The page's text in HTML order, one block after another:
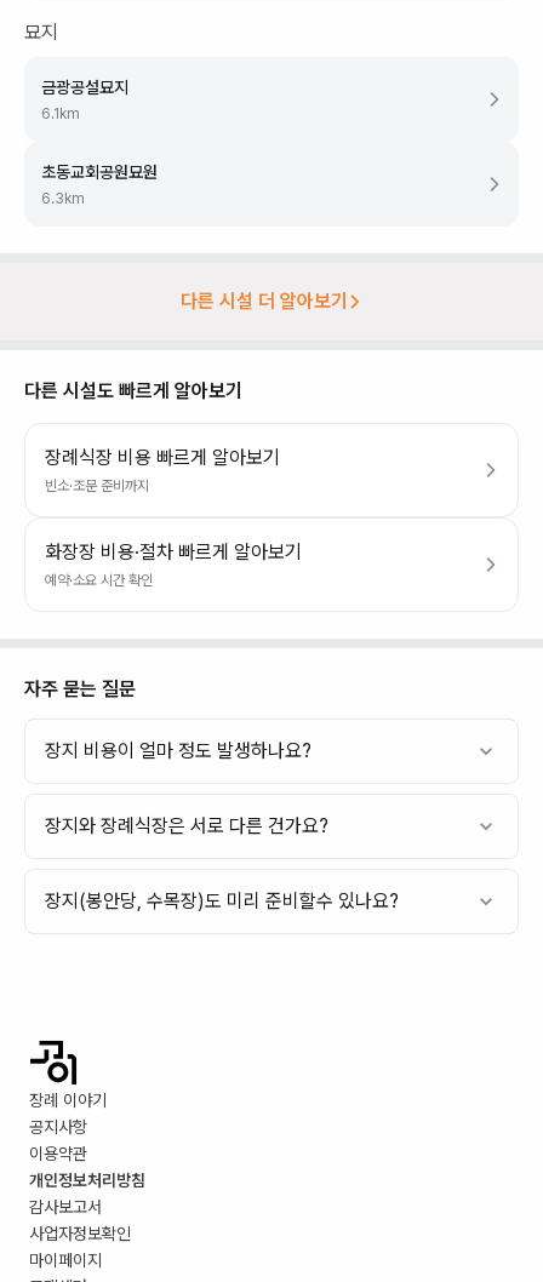
묘지
금광공설묘지
6.1 km
초동교회공원묘원
6.3 km
다른 시설 더 알아보기
다른 시설도 빠르게 알아보기
장례식장 비용 빠르게 알아보기
빈소·조문 준비까지
화장장 비용·절차 빠르게 알아보기
예약·소요 시간 확인
자주 묻는 질문
장지 비용이 얼마 정도 발생하나요?
장지와 장례식장은 서로 다른 건가요?
장지(봉안당, 수목장)도 미리 준비할수 있나요?
장례 이야기
공지사항
이용약관
개인정보처리방침
감사보고서
사업자정보확인
마이페이지